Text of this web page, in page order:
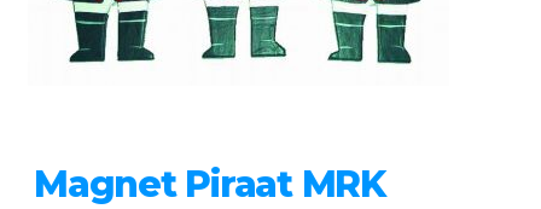
Magnet Piraat MRK